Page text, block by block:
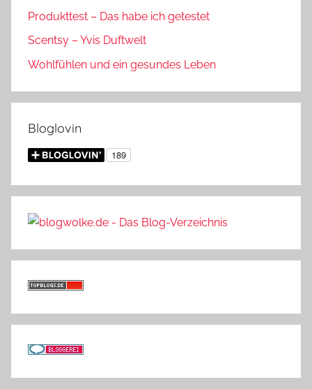
Produkttest – Das habe ich getestet
Scentsy – Yvis Duftwelt
Wohlfühlen und ein gesundes Leben
Bloglovin